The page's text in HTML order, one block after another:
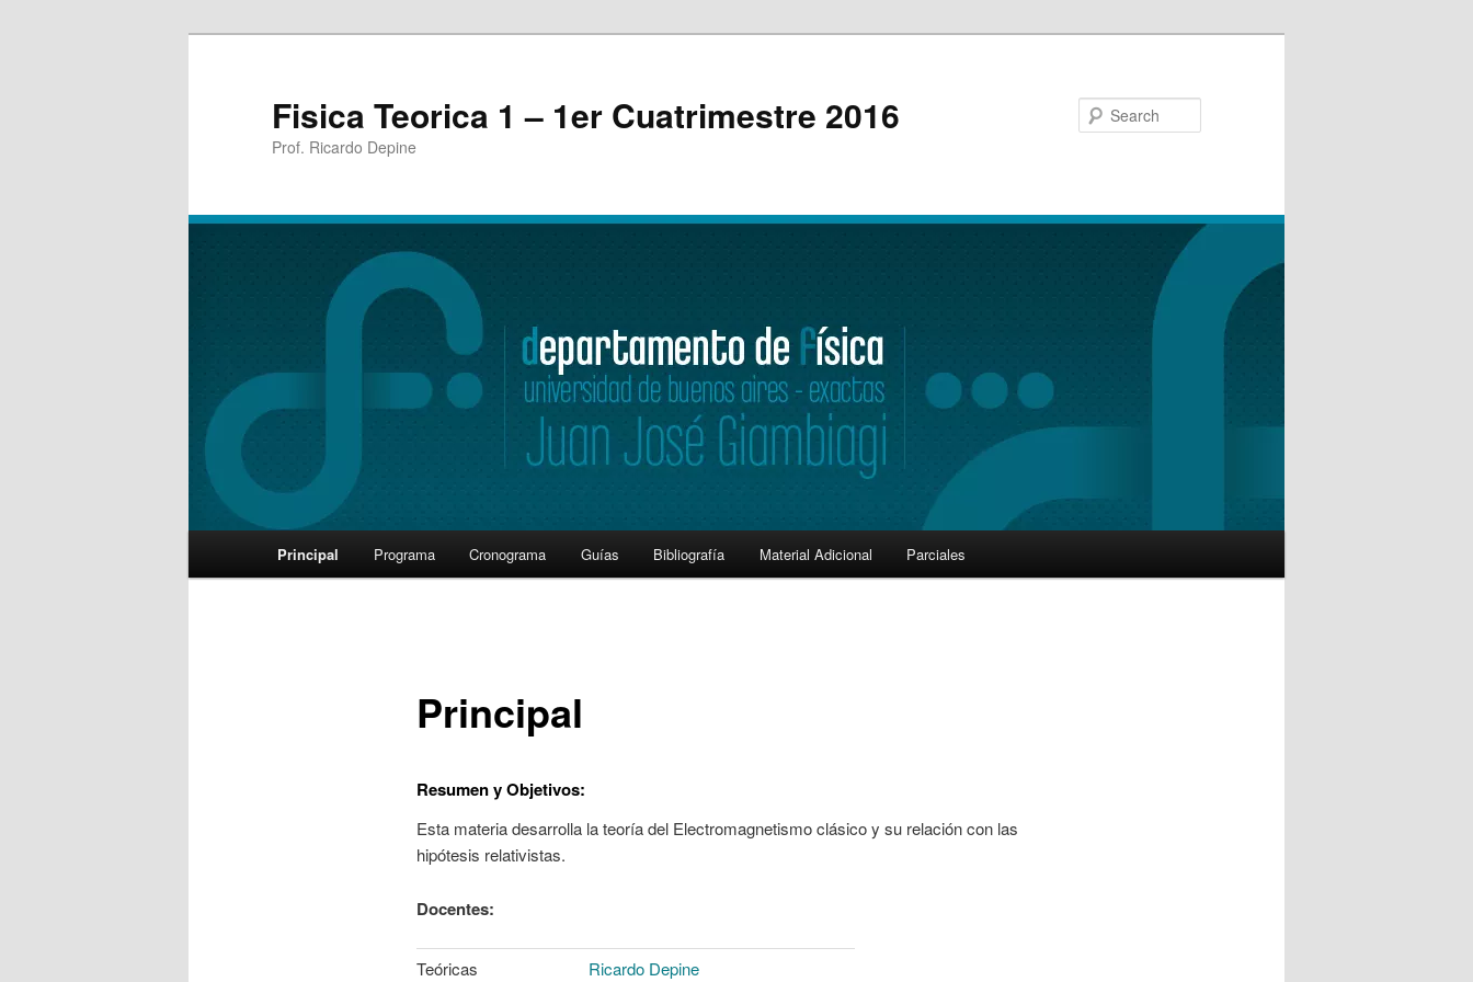
Fisica Teorica 1 – 1er Cuatrimestre 2016
Prof. Ricardo Depine
Skip
Principal Programa Cronograma Guías Bibliografía Material Adicional Parciales
Principal
Resumeny Objetivos:
Esta materia desarrolla la teoría del Electromagnetismo clásico y su relación con las
hipótesis relativistas.
Docentes:
Teóricas Ricardo Depine